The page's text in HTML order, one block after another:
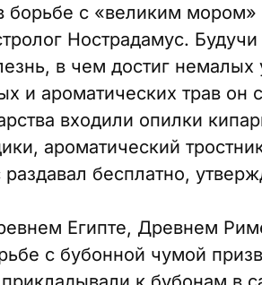
борьбе с «великим
Нострадамус.
в чем достиг
и ароматических трав
входили опилки
ароматический
бесплатно,
Египте, Древнем
с бубонной чумой